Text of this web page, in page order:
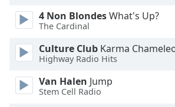
4 Non BlondesWhat's Up?
The Cardinal
Culture Club Karma
Highway Radio Hits
Van Halen Jump
Stem Cell Radio